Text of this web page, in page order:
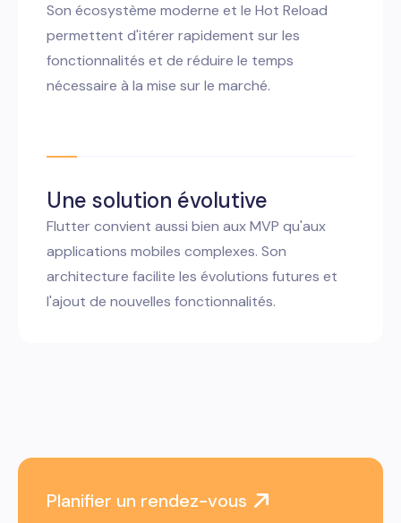
Son écosystème moderne et le Hot Reload
permettent d'itérer rapidement sur les
fonctionnalités et de réduire le temps
nécessaire à la mise sur le marché.
Une solution évolutive
Flutter convient aussi bien aux MVP qu'aux
applications mobiles complexes. Son
architecture facilite les évolutions futures et
l'ajout de nouvelles fonctionnalités.
Planifier un rendez-vous